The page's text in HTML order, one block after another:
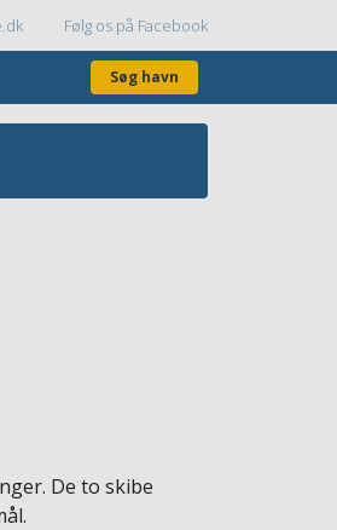
Topmenu
Følg os på Facebook
Søg havn
De to skibe